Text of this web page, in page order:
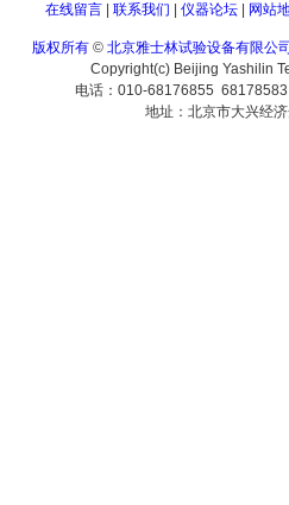
在线留言| 联系我们 仪器论坛| 网站
版权所有 © 北京雅士林试验设备有限公
Copyright(c) Beijing Yashilin
电话：010-68176855
地址：北京市大兴经